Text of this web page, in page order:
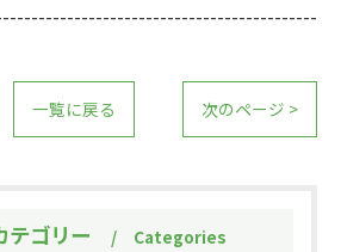
一覧に戻る 次のページ >
テゴリー Categories